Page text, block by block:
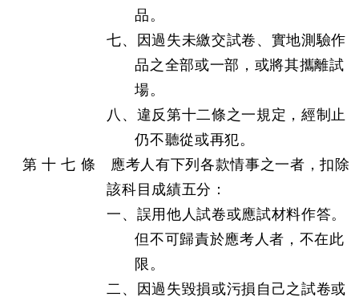
品。
七、因過失未繳交試卷、實地測驗作
品之全部或一部，或將其攜離試
場。
八、違反第十二條之一規定，經制止
仍不聽從或再犯。
第 十 七 條 應考人有下列各款情事之一者，扣除
該科目成績五分：
一、誤用他人試卷或應試材料作答。
但不可歸責於應考人者，不在此
限。
二、因過失毀損或污損自己之試卷或